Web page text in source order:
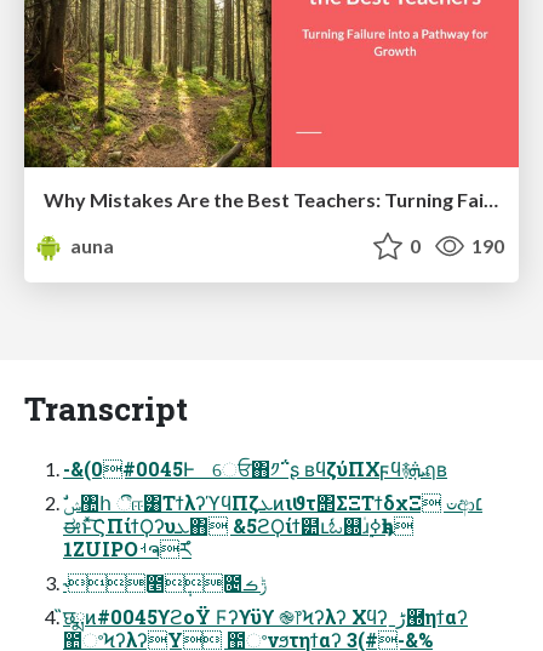
auna
0 190
Transcript
-&(0#0045Ͱ େਓ΋༡΅͏ʂ ʙϥζύΠΧϝϥ࿈ܞฤʙ
ಈͱͯ͠ϚΠίϯϘʔυܥ΋ &5ϩϘίϯ๺ւಓ஍۠ɹ࣮ߦҕһ
1ZUIPOࡳຈཪํ
˞೥݄೔ݱࡏ
̏छྨͷ#0045ϒϩοΫ Ϝʔϒϋϒ ֎෦Ϟʔλʔ Χϥʔˍڑ཭ηϯαʔ
಺ଂϞʔλʔY ಺ଂνϧτηϯαʔ 3(#-&%